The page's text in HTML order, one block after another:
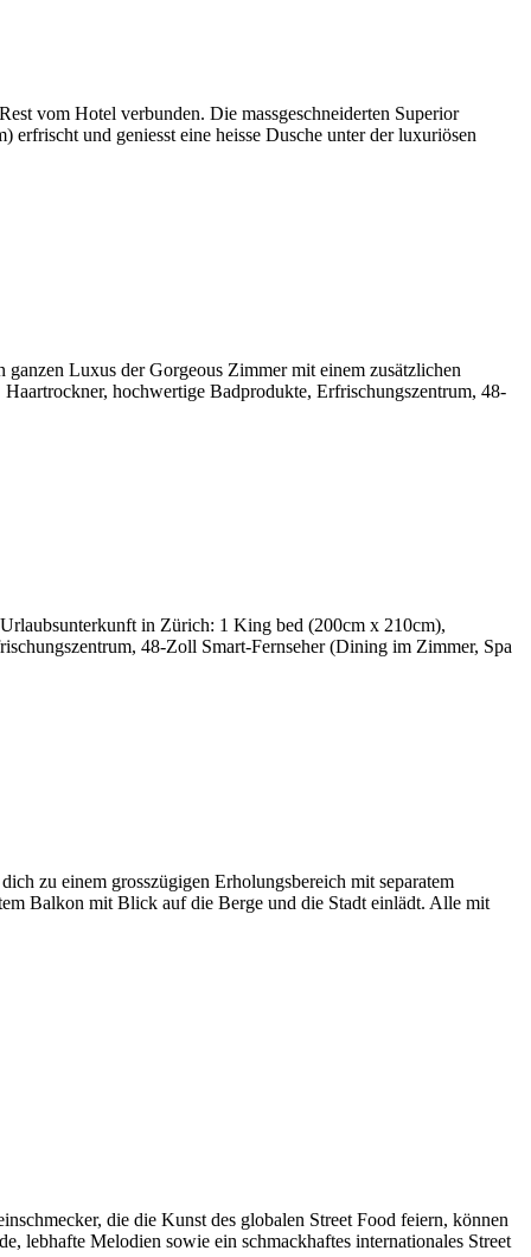
vom Hotel verbunden. Die massgeschneiderten Superior
und geniesst eine heisse Dusche unter der luxuriösen
Luxus der Gorgeous Zimmer mit einem zusätzlichen
hochwertige Badprodukte, Erfrischungszentrum, 48-
in Zürich: 1 King bed (200cm x 210cm),
48-Zoll Smart-Fernseher (Dining im Zimmer, Spa
zu einem grosszügigen Erholungsbereich mit separatem
Balkon mit Blick auf die Berge und die Stadt einlädt. Alle mit
die die Kunst des globalen Street Food feiern, können
lebhafte Melodien sowie ein schmackhaftes internationales Street